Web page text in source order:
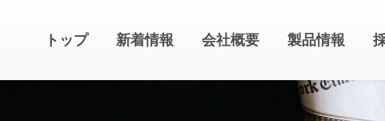
トップ 新着情報 会社概要 製品情報